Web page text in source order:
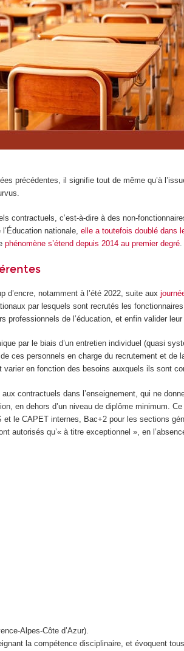
précédentes, il signifie tout de même qu’à
contractuels, c’est-à-dire à des non-
l’Éducation nationale,elle a toutefois doublé dans
phénomène s’étend depuis 2014 au premier degré
d’encre, notamment à l’été 2022, suite aux
par lesquels sont recrutés les
de l’éducation, et enfin valider leur
par le biais d’un entretien individuel (quasi
ces personnels en charge du recrutement et de
en fonction des besoins auxquels ils sont
contractuels dans l’enseignement, qui ne
en dehors d’un niveau de diplôme minimum.
le CAPET internes, Bac+2 pour les sections
autorisés qu’« à titre exceptionnel », en
Alpes-Côte d’Azur).
la compétence disciplinaire, et évoquent